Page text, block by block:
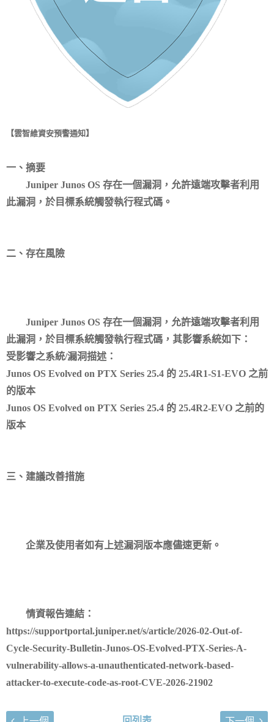
【雲智維資安預警通知】
一、摘要
Juniper Junos OS 存在一個漏洞，允許遠端攻擊者利用
此漏洞，於目標系統觸發執行程式碼。
二、存在風險
Juniper Junos OS 存在一個漏洞，允許遠端攻擊者利用
此漏洞，於目標系統觸發執行程式碼，其影響系統如下：
受影響之系統/漏洞描述：
Junos OS Evolved on PTX Series 25.4 的 25.4R1-S1-EVO 之前
的版本
Junos OS Evolved on PTX Series 25.4 的 25.4R2-EVO 之前的
版本
三、建議改善措施
企業及使用者如有上述漏洞版本應儘速更新。
情資報告連結：
https://supportportal.juniper.net/s/article/2026-02-Out-of-
Cycle-Security-Bulletin-Junos-OS-Evolved-PTX-Series-A-
vulnerability-allows-a-unauthenticated-network-based-
attacker-to-execute-code-as-root-CVE-2026-21902